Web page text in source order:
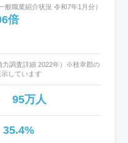
職業紹介状況 令和7年1月分）
倍
力調査詳細 2022年）※枝幸郡の
しています
95万人
35.4%